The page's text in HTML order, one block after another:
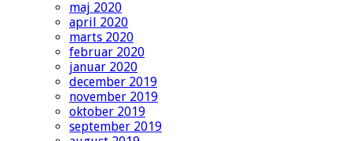
maj 2020
april 2020
marts 2020
februar 2020
januar 2020
december 2019
november 2019
oktober 2019
september 2019